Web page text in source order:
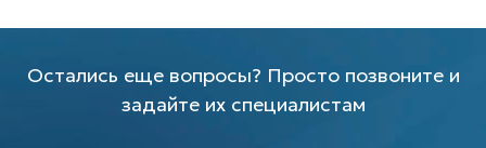
Остались еще вопросы? Просто позвоните и
задайте их специалистам